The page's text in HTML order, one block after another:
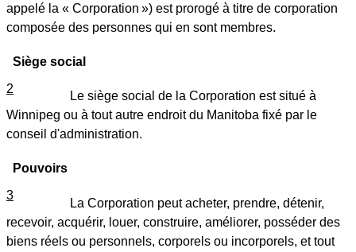
appelé la « Corporation ») est prorogé à titre de corporation
composée des personnes qui en sont membres.
Siège social
2
Le siège social de la Corporation est situé à
Winnipeg ou à tout autre endroit du Manitoba fixé par le
conseil d'administration.
Pouvoirs
3
La Corporation peut acheter, prendre, détenir,
recevoir, acquérir, louer, construire, améliorer, posséder des
biens réels ou personnels, corporels ou incorporels, et tout